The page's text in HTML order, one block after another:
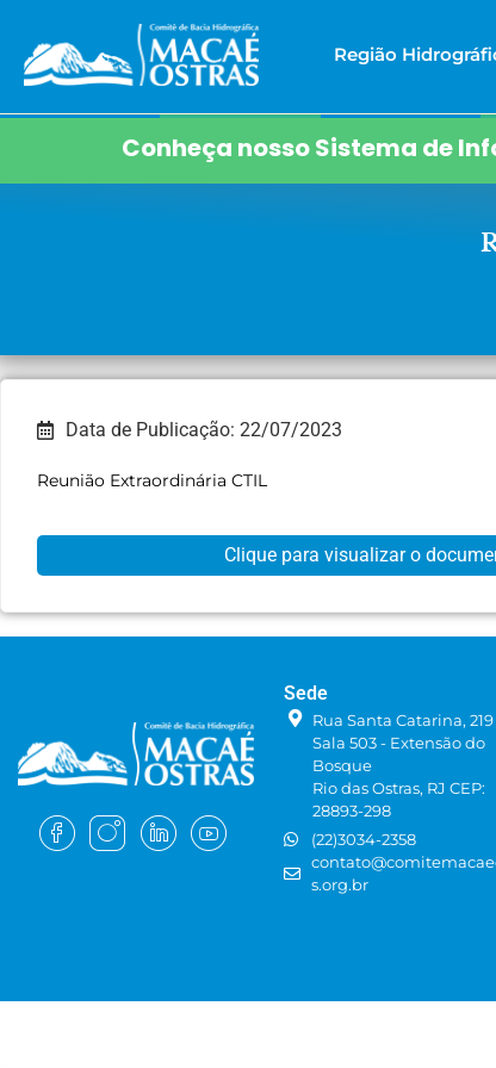
Região
Conheça nosso Sistema de
Data de Publicação: 22/07/2023
Reunião Extraordinária CTIL
Clique para visualizar o
Sede
Rua Santa Catarina, 219
Sala 503 - Extensão do
Bosque
Rio das Ostras, RJ CEP:
28893-298
(22)3034-2358
s.org.br